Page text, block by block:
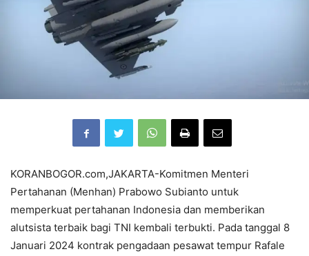
KORANBOGOR.com,JAKARTA-Komitmen Menteri
Pertahanan (Menhan) Prabowo Subianto untuk
memperkuat pertahanan Indonesia dan memberikan
alutsista terbaik bagi TNI kembali terbukti. Pada tanggal 8
Januari 2024 kontrak pengadaan pesawat tempur Rafale